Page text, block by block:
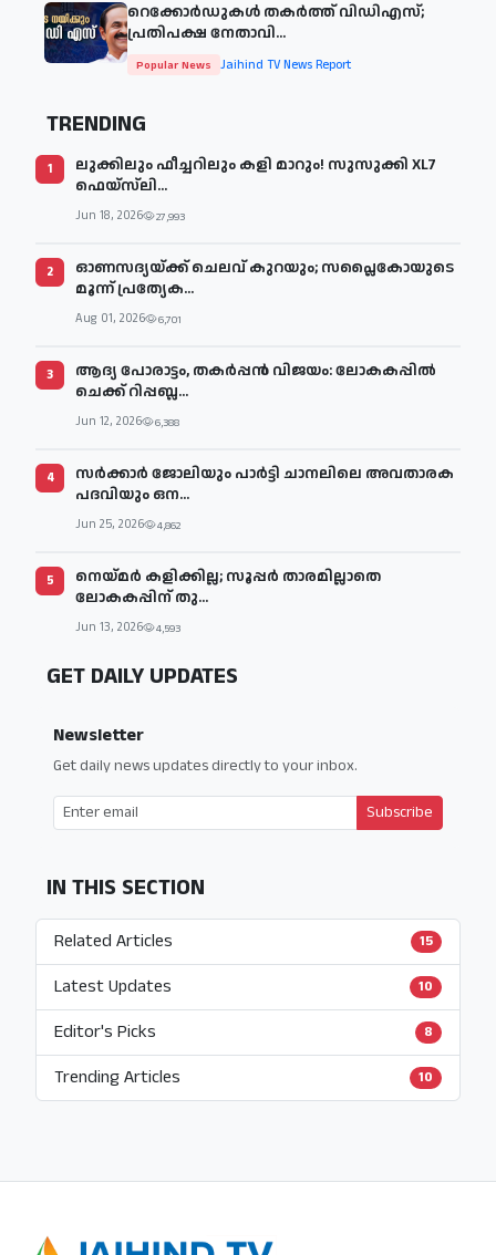
റെക്കോർഡുകൾ തകർത്ത് വിഡിഎസ്;
പ്രതിപക്ഷ നേതാവി...
Popular News Jaihind TV News Report
TRENDING
1
ലുക്കിലും ഫീച്ചറിലും കളി മാറും! സുസുക്കി XL7
ഫെയ്‌സ്‌ലി...
Jun 18, 2026 27,993
2
ഓണസദ്യയ്ക്ക് ചെലവ് കുറയും; സപ്ലൈകോയുടെ
മൂന്ന് പ്രത്യേക...
Aug 01, 2026 6,701
3
ആദ്യ പോരാട്ടം, തകർപ്പൻ വിജയം: ലോകകപ്പിൽ
ചെക്ക് റിപ്പബ്ല...
Jun 12, 2026 6,388
4
സര്‍ക്കാര്‍ ജോലിയും പാര്‍ട്ടി ചാനലിലെ അവതാരക
പദവിയും ഒന...
Jun 25, 2026 4,862
5
നെയ്മര്‍ കളിക്കില്ല; സൂപ്പര്‍ താരമില്ലാതെ
ലോകകപ്പിന് തു...
Jun 13, 2026 4,593
GET DAILY UPDATES
Newsletter
Get daily news updates directly to your inbox.
Subscribe
IN THIS SECTION
Related Articles 15
Latest Updates 10
Editor's Picks 8
Trending Articles 10